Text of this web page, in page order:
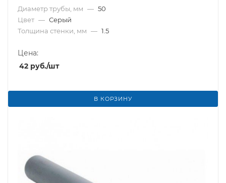
Диаметр трубы, мм — 50
Цвет — Серый
Толщина стенки, мм — 1.5
Цена:
42 руб./шт
В КОРЗИНУ